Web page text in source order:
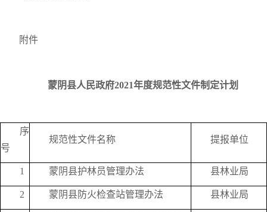
附件
蒙阴县人民政府2021年度规范性文件制定计划
序
号
规范性文件名称 提报单位
1 蒙阴县护林员管理办法 县林业局
2 蒙阴县防火检查站管理办法 县林业局